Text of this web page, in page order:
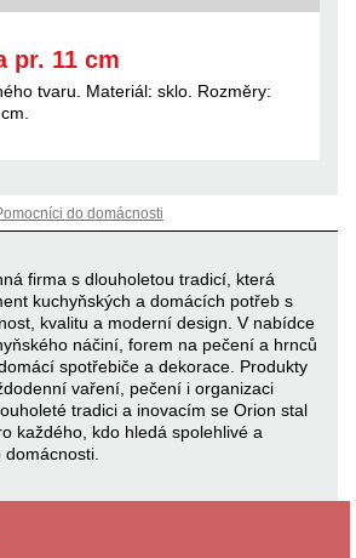
pr. 11 cm
tvaru. Materiál: sklo. Rozměry:
do domácnosti
firma s dlouholetou tradicí, která
kuchyňských a domácích potřeb s
kvalitu a moderní design. V nabídce
náčiní, forem na pečení a hrnců
spotřebiče a dekorace. Produkty
vaření, pečení i organizaci
tradici a inovacím se Orion stal
každého, kdo hledá spolehlivé a